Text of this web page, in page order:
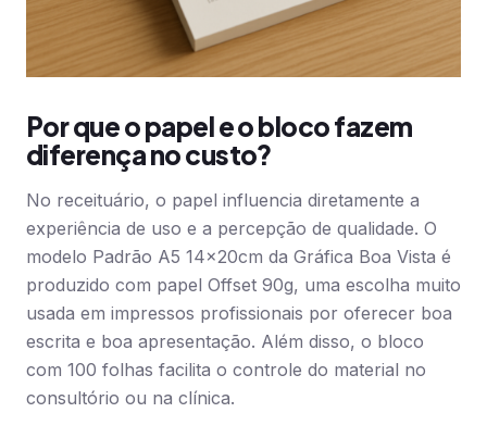
Por que o papel e o bloco fazem
diferença no custo?
No receituário, o papel influencia diretamente a
experiência de uso e a percepção de qualidade. O
modelo Padrão A5 14x20cm da Gráfica Boa Vista é
produzido com papel Offset 90g, uma escolha muito
usada em impressos profissionais por oferecer boa
escrita e boa apresentação. Além disso, o bloco
com 100 folhas facilita o controle do material no
consultório ou na clínica.